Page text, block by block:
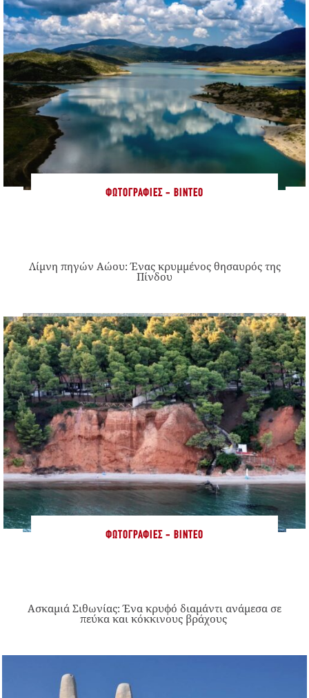
ΦΩΤΟΓΡΑΦΊΕΣ - ΒΊΝΤΕΟ
Λίμνη πηγών Αώου: Ένας κρυμμένος θησαυρός της
Πίνδου
ΦΩΤΟΓΡΑΦΊΕΣ - ΒΊΝΤΕΟ
Ασκαμιά Σιθωνίας: Ένα κρυφό διαμάντι ανάμεσα σε
πεύκα και κόκκινους βράχους